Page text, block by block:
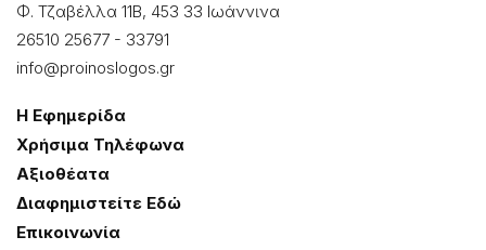
Φ. Τζαβέλλα 11Β, 453 33 Ιωάννɩνα
26510 25677 - 33791
info@proinoslogos.gr
Η Εφημερίδα
Χρήσɩμα Τηλέφωνα
Αξɩοθέατα
Δɩαφημɩστείτε Εδώ
Επɩκοɩνωνία